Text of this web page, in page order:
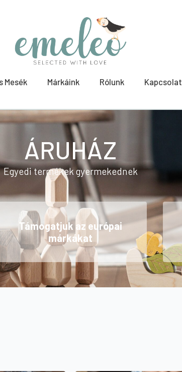
Mesék Márkáink Rólunk Kapcsolat
ÁRUHÁZ
Egyedi termékek gyermekednek
Támogatjuk az európai
márkákat